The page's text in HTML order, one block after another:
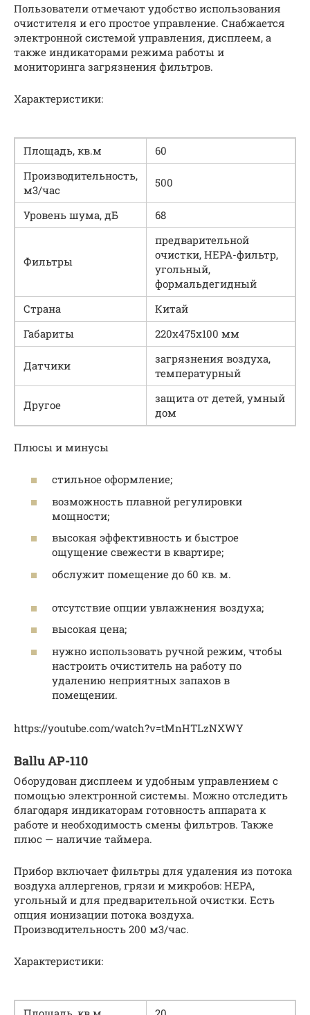
Пользователи отмечают удобство использования
очистителя и его простое управление. Снабжается
электронной системой управления, дисплеем, а
также индикаторами режима работы и
мониторинга загрязнения фильтров.
Характеристики:
Площадь, кв.м
60
Производительность,
м3/час
500
Уровень шума, дБ 68
Фильтры
предварительной
очистки, НЕРА-фильтр,
угольный,
формальдегидный
Страна
Китай
Габариты
220x475x100 мм
Датчики
загрязнения воздуха,
температурный
Другое
защита от детей, умный
дом
Плюсы и минусы
стильное оформление;
возможность плавной регулировки
мощности;
высокая эффективность и быстрое
ощущение свежести в квартире;
обслужит помещение до 60 кв. м.
отсутствие опции увлажнения воздуха;
высокая цена;
нужно использовать ручной режим, чтобы
настроить очиститель на работу по
удалению неприятных запахов в
помещении.
https://youtube.com/watch?v=tMnHTLzNXWY
Ballu AP-110
Оборудован дисплеем и удобным управлением с
помощью электронной системы. Можно отследить
благодаря индикаторам готовность аппарата к
работе и необходимость смены фильтров. Также
плюс — наличие таймера.
Прибор включает фильтры для удаления из потока
воздуха аллергенов, грязи и микробов: HEPA,
угольный и для предварительной очистки. Есть
опция ионизации потока воздуха.
Производительность 200 м3/час.
Характеристики: